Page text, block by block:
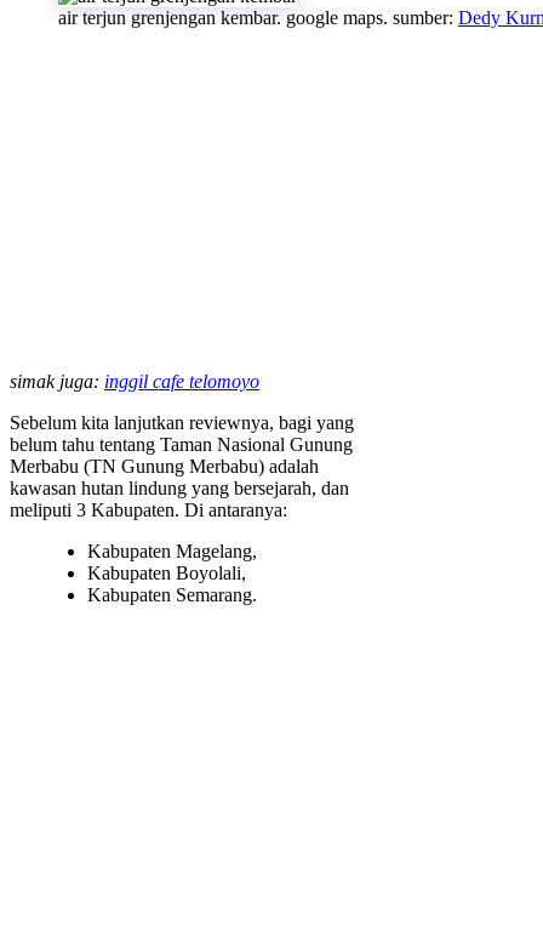
air terjun grenjengan kembar. google maps. sumber: Dedy
simak juga: inggil cafe telomoyo
Sebelum kita lanjutkan reviewnya, bagi yang
belum tahu tentang Taman Nasional Gunung
Merbabu (TN Gunung Merbabu) adalah
kawasan hutan lindung yang bersejarah, dan
meliputi 3 Kabupaten. Di antaranya:
Kabupaten Magelang,
Kabupaten Boyolali,
Kabupaten Semarang.